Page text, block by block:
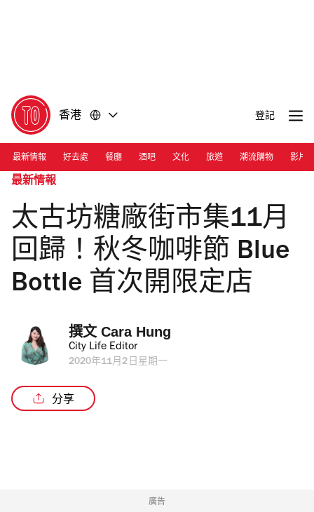
香港 登記
最新情報 好去處 餐廳 酒吧 文化 旅遊 潮流購物 影片
最新情報
太古坊糖廠街市集11月
回歸！秋冬咖啡節 Blue
Bottle 首次開限定店
撰文 Cara Hung
City Life Editor
2020年11月2日星期一
分享
廣告